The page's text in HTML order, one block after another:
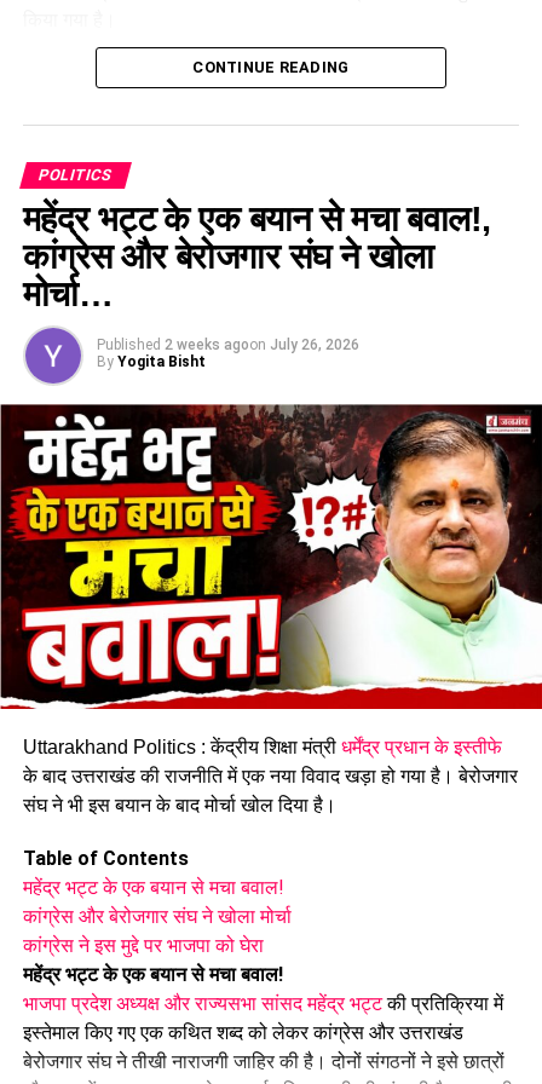
की लड़ाई में भी भाजपा के कई सियासी सिरमौर आपस में ही सींग मार रहे हैं।
इसकी बड़ी वजह ये भी है कि दूसरे दलों से भाजपा में आए नेता भी दावेदारी
कर रहे हैं।
पांच नई समितियों का भी गठन
को भी महत्वपूर्ण स्थान दिया गया है। पार्टी का उद्देश्य संगठन को जमीनी
स्तर पर और अधिक मजबूत करना तथा कार्यकर्ताओं के बीच बेहतर समन्वय
स्थापित करना है।
अनुभव के साथ युवा कार्यकर्ताओं को मिली सूची में जगह
प्रदेश कांग्रेस नेतृत्व के मुताबिक नई कार्यकारिणी आने वाले दिनों में पार्टी के
संगठनात्मक कार्यक्रमों को गति देने के साथ-साथ आगामी चुनावों की
कार्यकर्ताओं में भी सक्रियता बढ़ने की उम्मीद जताई जा रही है।
CONTINUE READING
POLITICS
महेंद्र भट्ट के एक बयान से मचा बवाल!,
कांग्रेस और बेरोजगार संघ ने खोला
मोर्चा…
Published 2 weeks agoon July 26, 2026
By Yogita Bisht
Uttarakhand Politics : केंद्रीय शिक्षा मंत्री धर्मेंद्र प्रधान के इस्तीफे
के बाद उत्तराखंड की राजनीति में एक नया विवाद खड़ा हो गया है। बेरोजगार
संघ ने भी इस बयान के बाद मोर्चा खोल दिया है।
Table of Contents
महेंद्र भट्ट के एक बयान से मचा बवाल!
कांग्रेस और बेरोजगार संघ ने खोला मोर्चा
कांग्रेस ने इस मुद्दे पर भाजपा को घेरा
महेंद्र भट्ट के एक बयान से मचा बवाल!
भाजपा प्रदेश अध्यक्ष और राज्यसभा सांसद महेंद्र भट्टकी प्रतिक्रिया में
इस्तेमाल किए गए एक कथित शब्द को लेकर कांग्रेस और उत्तराखंड
बेरोजगार संघ ने तीखी नाराजगी जाहिर की है। दोनों संगठनों ने इसे छात्रों